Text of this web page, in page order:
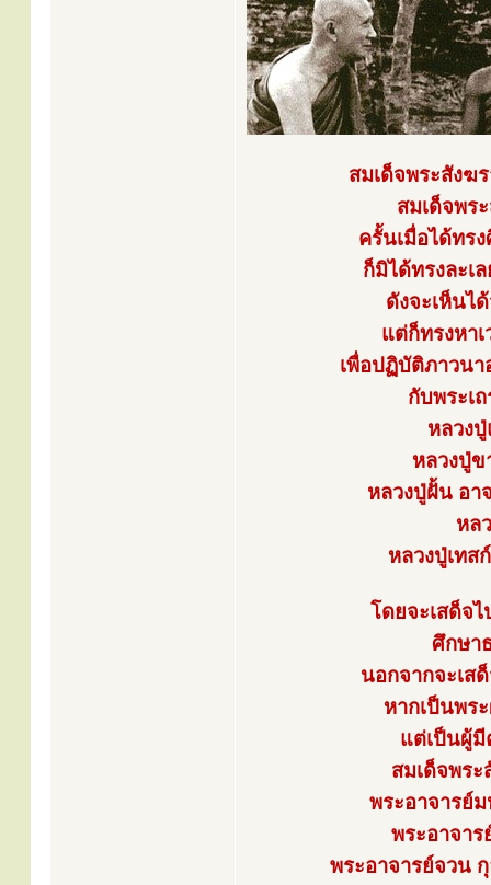
สมเด็จพระสังฆ
สมเด็จพร
ครั้นเมื่อได้ทร
ก็มิได้ทรงละเ
ดังจะเห็นไ
แต่ก็ทรงหา
เพื่อปฏิบัติภาวน
กับพระเ
หลวง
หลวงปู่ข
หลวงปู่ฝั้น อา
หล
หลวงปู่เทส
โดยจะเสด็จ
ศึกษา
นอกจากจะเส
หากเป็นพร
แต่เป็นผู้
สมเด็จพระ
พระอาจารย์
พระอาจา
พระอาจารย์จวน